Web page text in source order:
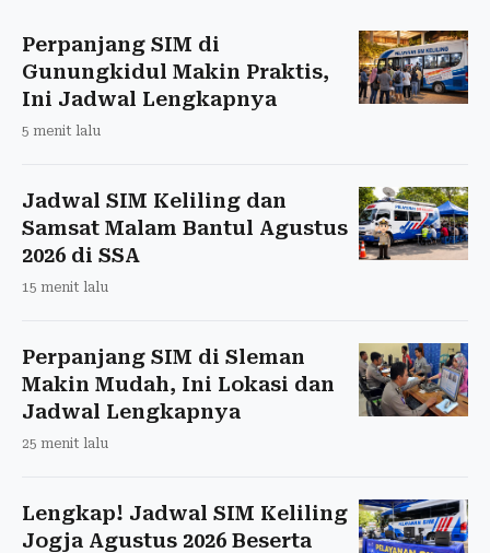
Perpanjang SIM di
Gunungkidul Makin Praktis,
Ini Jadwal Lengkapnya
5 menit lalu
Jadwal SIM Keliling dan
Samsat Malam Bantul Agustus
2026 di SSA
15 menit lalu
Perpanjang SIM di Sleman
Makin Mudah, Ini Lokasi dan
Jadwal Lengkapnya
25 menit lalu
Lengkap! Jadwal SIM Keliling
Jogja Agustus 2026 Beserta